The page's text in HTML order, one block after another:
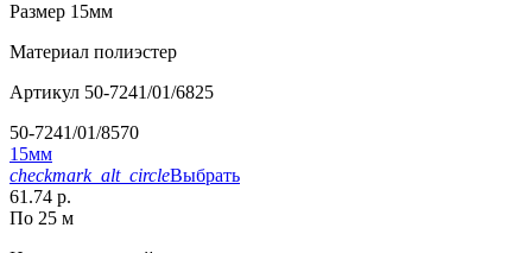
Размер 15мм
Материал полиэстер
Артикул 50-7241/01/6825
50-7241/01/8570
15мм
checkmark_alt_circleВыбрать
61.74 р.
По 25 м